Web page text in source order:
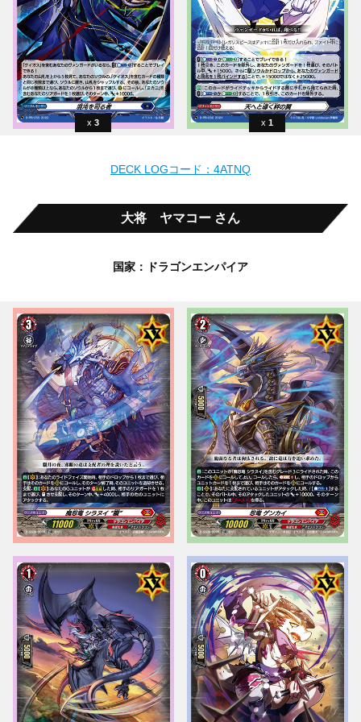
3 1
DECK LOGコード：4ATNQ
大将 ヤマコー さん
国家：ドラゴンエンパイア